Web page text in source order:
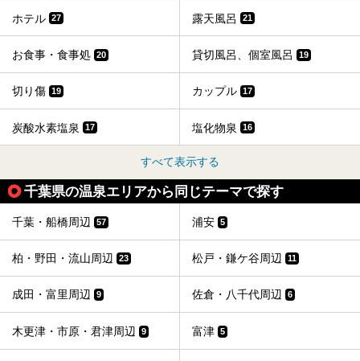
ホテル 27 露天風呂 21
お食事・食事処 20 貸切風呂、個室風呂 19
切り傷 19 カップル 17
炭酸水素塩泉 17 塩化物泉 16
すべて表示する
千葉県の温泉エリアから同じテーマで探す
千葉・船橋周辺 57 浦安 5
柏・野田・流山周辺 23 松戸・鎌ケ谷周辺 11
成田・富里周辺 9 佐倉・八千代周辺 6
木更津・市原・君津周辺 9 富津 5